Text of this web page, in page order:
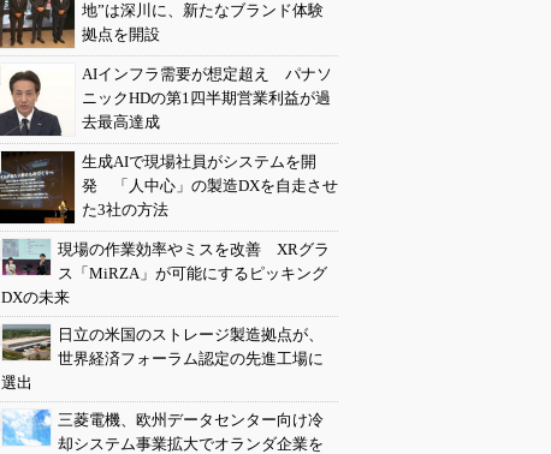
地”は深川に、新たなブランド体験
拠点を開設
AIインフラ需要が想定超え パナソ
ニックHDの第1四半期営業利益が過
去最高達成
生成AIで現場社員がシステムを開
発 「人中心」の製造DXを自走させ
た3社の方法
現場の作業効率やミスを改善 XRグラ
ス「MiRZA」が可能にするピッキング
DXの未来
日立の米国のストレージ製造拠点が、
世界経済フォーラム認定の先進工場に
選出
三菱電機、欧州データセンター向け冷
却システム事業拡大でオランダ企業を